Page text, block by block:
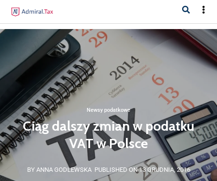
Newsy podatkowe
Ciąg dalszy zmian w podatku
VAT w Polsce
BY ANNA GODLEWSKA PUBLISHED ON 13 GRUDNIA, 2016